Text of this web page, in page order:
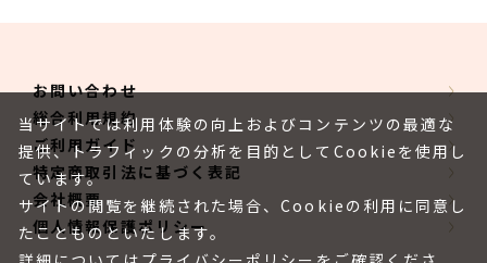
お問い合わせ
総合利用規約
ご利用ガイド
特定商取引法に基づく表記
会社概要
個人情報保護ポリシー
当サイトでは利用体験の向上およびコンテンツの最適な
提供、トラフィックの分析を目的としてCookieを使用し
ています。
サイトの閲覧を継続された場合、Cookieの利用に同意し
たことものといたします。